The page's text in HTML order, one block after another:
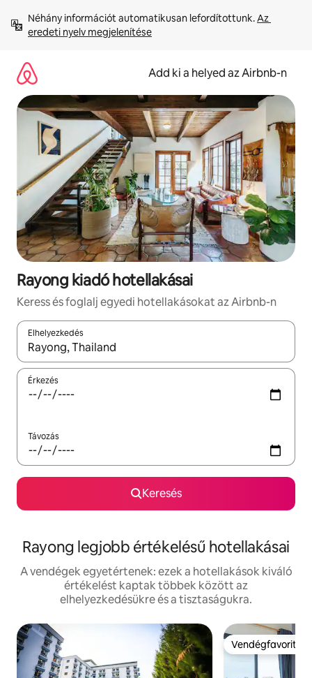
tartalomra
Néhány információt automatikusan lefordítottunk. Az
eredeti nyelv megjelenítése
Add ki a helyed az Airbnb-n
Rayong kiadó hotellakásai
Keress és foglalj egyedi hotellakásokat az Airbnb-n
Elhelyezkedés
Az eredmények között a felfelé és a lefelé nyíllal
Érkezés
Távozás
Keresés
Rayong legjobb értékelésű hotellakásai
A vendégek egyetértenek: ezek a hotellakások kiváló
értékelést kaptak többek között az
elhelyezkedésükre és a tisztaságukra.
Vendégfavorit
Vendégfavorit